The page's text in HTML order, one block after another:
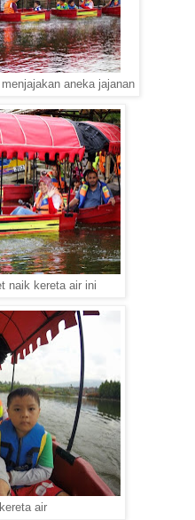
aneka jajanan
naik kereta air ini
air